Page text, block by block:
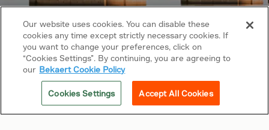
Los derechos de autor © 2026 Bekaert. Todos
los derechos reservados
Síguenos en
Enlaces relacionados
Our website uses cookies. You can disable these
cookies any time except strictly necessary cookies. If
you want to change your preferences, click on
“Cookies Settings”. By continuing, you are agreeing to
our Bekaert Cookie Policy
Cookies Settings Accept All Cookies